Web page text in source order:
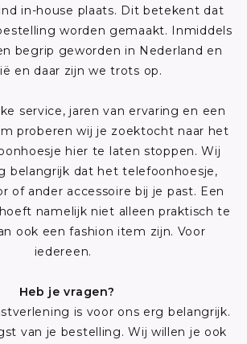
in-house plaats. Dit betekent dat
worden gemaakt. Inmiddels
begrip geworden in Nederland en
en daar zijn we trots op.
service, jaren van ervaring en een
proberen wij je zoektocht naar het
hier te laten stoppen. Wij
belangrijk dat het telefoonhoesje,
of ander accessoire bij je past. Een
namelijk niet alleen praktisch te
ook een fashion item zijn. Voor
iedereen.
Heb je vragen?
is voor ons erg belangrijk.
van je bestelling. Wij willen je ook